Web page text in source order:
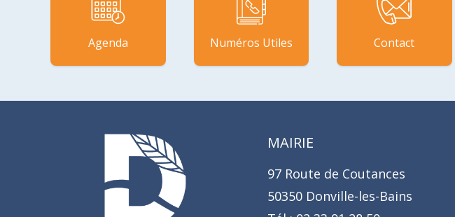
Agenda Numéros Utiles Contact
MAIRIE
97 Route de Coutances
50350 Donville-les-Bains